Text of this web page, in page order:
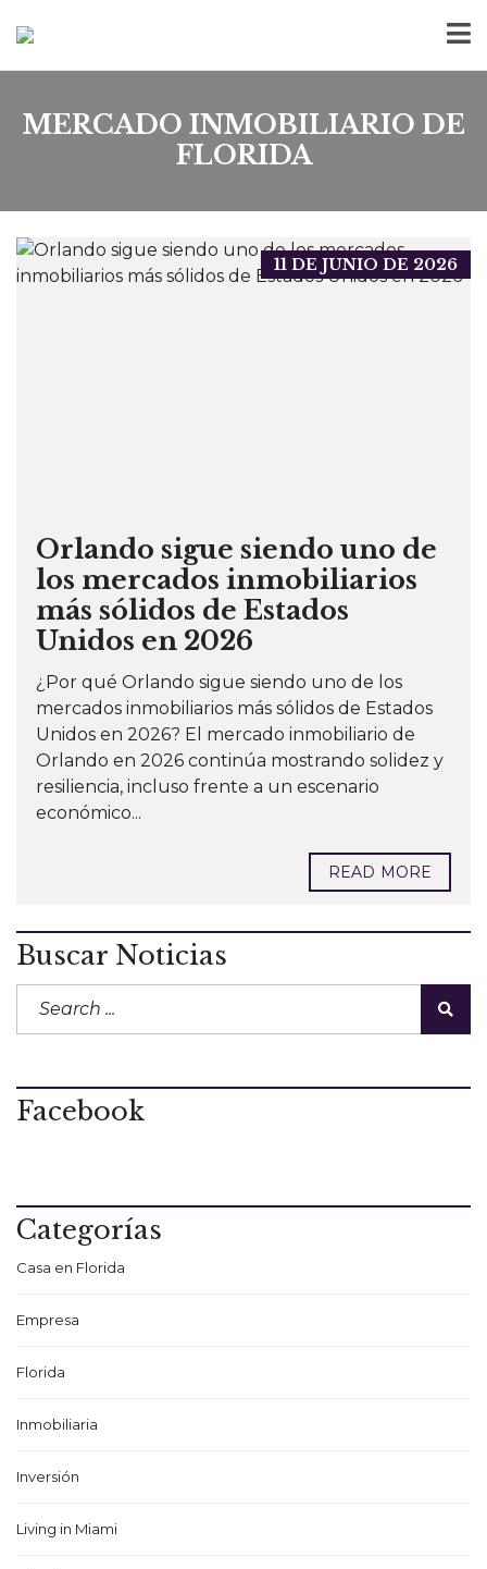
MERCADO INMOBILIARIO DE
FLORIDA
11 DE JUNIO DE 2026
Orlando sigue siendo uno de
los mercados inmobiliarios
más sólidos de Estados
Unidos en 2026
¿Por qué Orlando sigue siendo uno de los
mercados inmobiliarios más sólidos de Estados
Unidos en 2026? El mercado inmobiliario de
Orlando en 2026 continúa mostrando solidez y
resiliencia, incluso frente a un escenario
económico...
READ MORE
Buscar Noticias
Facebook
Categorías
Casa en Florida
Empresa
Florida
Inmobiliaria
Inversión
Living in Miami